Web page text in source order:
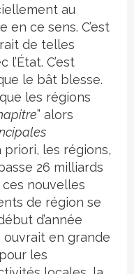
au
en ce sens. C’est
de telles
C’est
le bât blesse.
les régions
” alors
priori, les régions,
26 milliards
nouvelles
de région se
d’année
ouvrait en grande
les